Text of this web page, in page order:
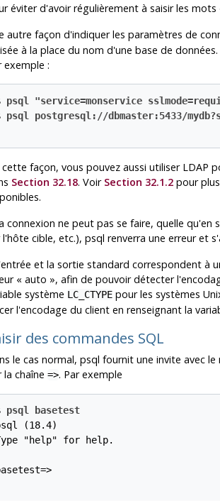
éviter d'avoir régulièrement à saisir les
autre façon d'indiquer les paramètres de
à la place du nom d'une base de
exemple :
psql "service=monservice
psql postgresql://dbmaster:5433/
cette façon, vous pouvez aussi utiliser LDAP
Section 32.18. Voir Section 32.1.2pour
connexion ne peut pas se faire, quelle
l'hôte cible, etc.), psql renverra une erreur et
et la sortie standard correspondent à
« auto », afin de pouvoir détecter
système LC_CTYPEpour les systèmes
l'encodage du client en renseignant la
des commandes SQL
le cas normal, psql fournit une invite avec
la chaîne =>. Par exemple
psql basetest
(18.4)
"help" for help.